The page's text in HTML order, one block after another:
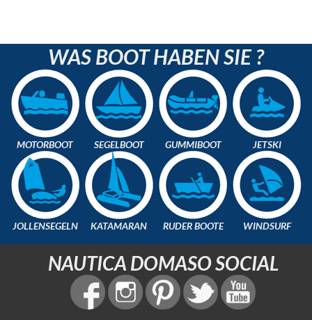
WAS BOOT HABEN SIE ?
MOTORBOOT SEGELBOOT GUMMIBOOT JETSKI
JOLLENSEGELN KATAMARAN RUDER BOOTE WINDSURF
NAUTICA DOMASO SOCIAL